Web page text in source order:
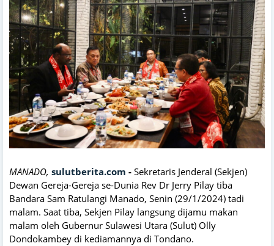
MANADO, sulutberita.com - Sekretaris Jenderal (Sekjen)
Dewan Gereja-Gereja se-Dunia Rev Dr Jerry Pilay tiba
Bandara Sam Ratulangi Manado, Senin (29/1/2024) tadi
malam. Saat tiba, Sekjen Pilay langsung dijamu makan
malam oleh Gubernur Sulawesi Utara (Sulut) Olly
Dondokambey di kediamannya di Tondano.